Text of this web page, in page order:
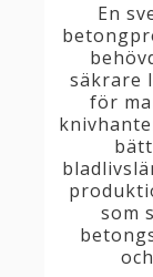
En
säkrare
för
som